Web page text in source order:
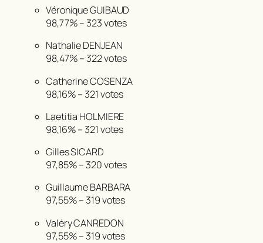
Véronique GUIBAUD
98,77%– 323 votes
Nathalie DENJEAN
98,47%– 322 votes
Catherine COSENZA
98,16%– 321 votes
Laetitia HOLMIERE
98,16%– 321 votes
Gilles SICARD
97,85%– 320 votes
Guillaume BARBARA
97,55%– 319 votes
Valéry CANREDON
97,55%– 319 votes